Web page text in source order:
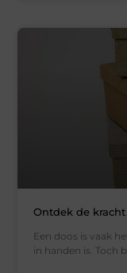
Ontdek de
Een doos is vaak
in handen is. Toch